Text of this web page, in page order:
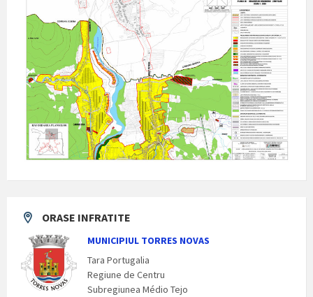
ORASE INFRATITE
MUNICIPIUL TORRES NOVAS
Tara Portugalia
Regiune de Centru
Subregiunea Médio Tejo